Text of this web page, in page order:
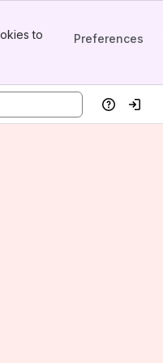
to
Preferences
HelpLog in